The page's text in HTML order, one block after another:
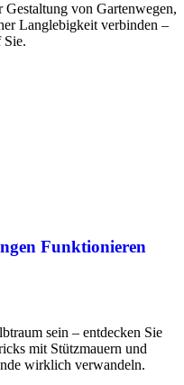
Gestaltung von Gartenwegen,
Langlebigkeit verbinden –
Sie.
Funktionieren
sein – entdecken Sie
mit Stützmauern und
wirklich verwandeln.